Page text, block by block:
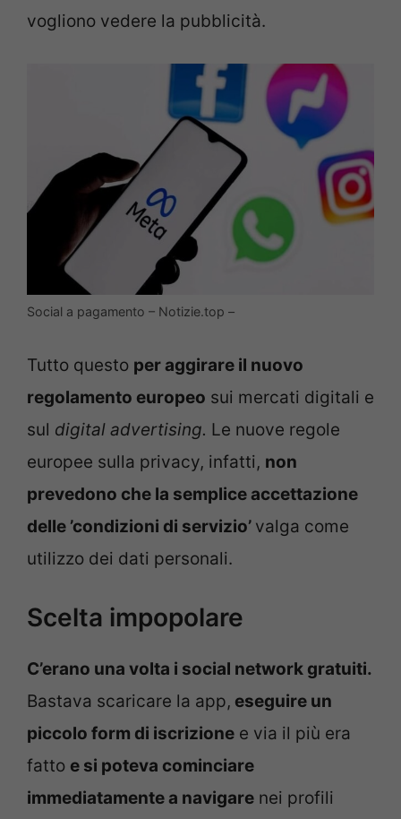
vogliono vedere la pubblicità.
Social a pagamento – Notizie.top –
Tutto questo per aggirare il nuovo
regolamento europeo sui mercati digitali e
sul digital advertising. Le nuove regole
europee sulla privacy, infatti, non
prevedono che la semplice accettazione
delle ’condizioni di servizio’ valga come
utilizzo dei dati personali.
Scelta impopolare
C’erano una volta i social network gratuiti.
Bastava scaricare la app, eseguire un
piccolo form di iscrizione e via il più era
fatto e si poteva cominciare
immediatamente a navigare nei profili